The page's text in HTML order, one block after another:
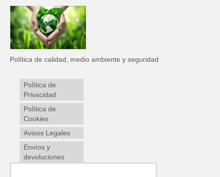
Política de calidad, medio ambiente y seguridad
Política de
Privacidad
Política de
Cookies
Avisos Legales
Envíos y
devoluciones